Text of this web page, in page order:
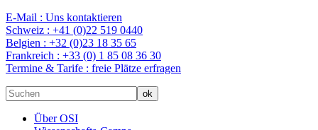
E-Mail : Uns kontaktieren
Schweiz : +41 (0)22 519 0440
Belgien : +32 (0)23 18 35 65
Frankreich : +33 (0) 1 85 08 36 30
Termine & Tarife : freie Plätze erfragen
Über OSI